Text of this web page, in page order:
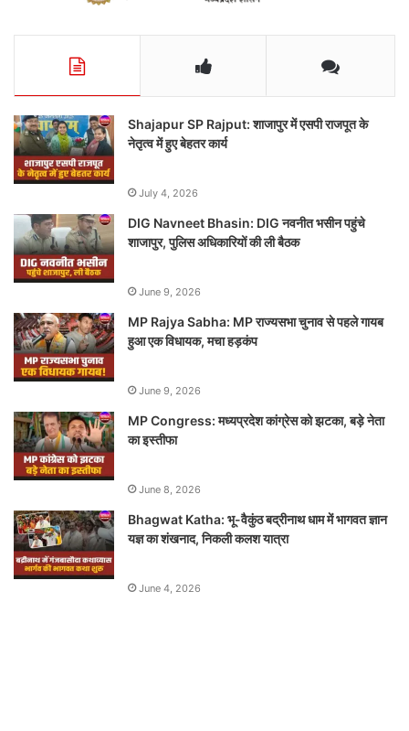
Shajapur SP Rajput: शाजापुर में एसपी राजपूत के
नेतृत्व में हुए बेहतर कार्य
July 4, 2026
DIG Navneet Bhasin: DIG नवनीत भसीन पहुंचे
शाजापुर, पुलिस अधिकारियों की ली बैठक
June 9, 2026
MP Rajya Sabha: MP राज्यसभा चुनाव से पहले गायब
हुआ एक विधायक, मचा हड़कंप
June 9, 2026
MP Congress: मध्यप्रदेश कांग्रेस को झटका, बड़े नेता
का इस्तीफा
June 8, 2026
Bhagwat Katha: भू-वैकुंठ बद्रीनाथ धाम में भागवत ज्ञान
यज्ञ का शंखनाद, निकली कलश यात्रा
June 4, 2026